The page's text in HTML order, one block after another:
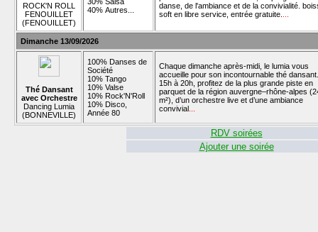
ROCK'N ROLL
FENOUILLET
(FENOUILLET)
40% Autres...
danse, de l'ambiance et de la convivialité.
soft en libre service, entrée gratuite.
Dimanche 13/09/2026
Thé Dansant
avec Orchestre
Dancing Lumia
(BONNEVILLE)
100% Danses de
Société
10% Tango
10% Valse
10% Rock'N'Roll
10% Disco,
Année 80
Chaque dimanche après-midi, le lumia vous
accueille pour son incontournable thé
15h à 20h, profitez de la plus grande piste en
parquet de la région auvergne–rhône-alpes
m²), d’un orchestre live et d’une ambiance
convivial
RDV soirées
Ajouter une soirée